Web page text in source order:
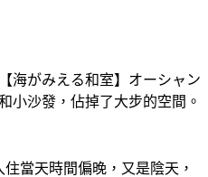
海がみえる和室】オーシャン
小沙發，佔掉了大步的空間。
當天時間偏晚，又是陰天，